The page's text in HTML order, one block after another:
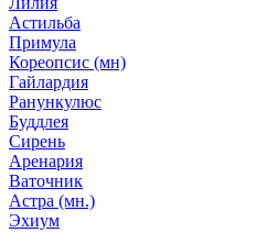
Астильба
Примула
Кореопсис (мн)
Гайлардия
Ранункулюс
Буддлея
Сирень
Аренария
Ваточник
Астра (мн.)
Эхиум